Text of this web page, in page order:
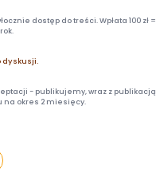
dostęp do treści. Wpłata 100 zł =
dyskusji.
- publikujemy, wraz z publikacją
na okres 2 miesięcy.